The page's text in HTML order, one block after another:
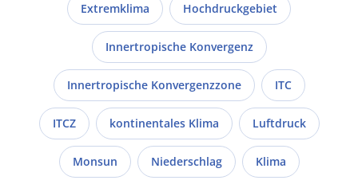
Extremklima Hochdruckgebiet
Innertropische Konvergenz
Innertropische Konvergenzzone ITC
ITCZ kontinentales Klima Luftdruck
Monsun Niederschlag Klima